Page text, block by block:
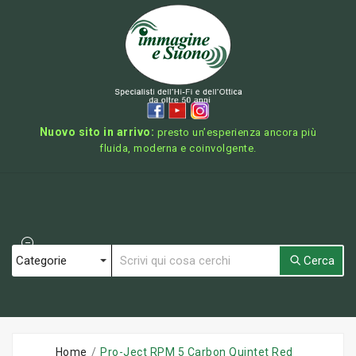
Nuovo sito in arrivo: presto un’esperienza ancora più
fluida, moderna e coinvolgente.
Cerca
Home Pro-Ject RPM 5 Carbon Quintet Red